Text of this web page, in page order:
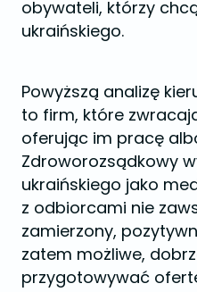
obywateli, którzy
ukraińskiego.
Powyższą analizę
to firm, które
oferując im pracę
Zdroworozsądkowy
ukraińskiego jako
z odbiorcami nie
zamierzony,
zatem możliwe,
przygotowywać